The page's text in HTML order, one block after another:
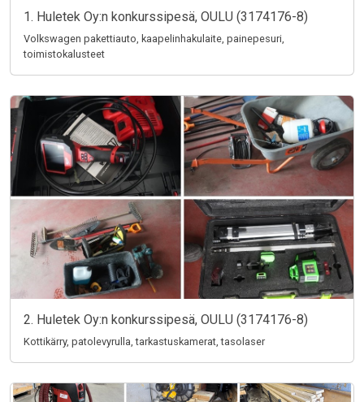
1. Huletek Oy:n konkurssipesä, OULU (3174176-8)
Volkswagen pakettiauto, kaapelinhakulaite, painepesuri,
toimistokalusteet
2. Huletek Oy:n konkurssipesä, OULU (3174176-8)
Kottikärry, patolevyrulla, tarkastuskamerat, tasolaser